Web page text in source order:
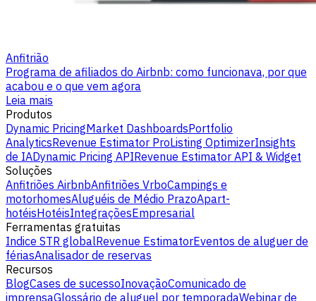
Anfitrião
Programa de afiliados do Airbnb: como funcionava, por que
acabou e o que vem agora
Leia mais
Produtos
Dynamic PricingMarket DashboardsPortfolio
AnalyticsRevenue Estimator ProListing OptimizerInsights
de IADynamic Pricing APIRevenue Estimator API & Widget
Soluções
Anfitriões AirbnbAnfitriões VrboCampings e
motorhomesAluguéis de Médio PrazoApart-
hotéisHotéisIntegraçõesEmpresarial
Ferramentas gratuitas
Indice STR globalRevenue EstimatorEventos de aluguer de
fériasAnalisador de reservas
Recursos
BlogCases de sucessoInovaçãoComunicado de
imprensaGlossário de aluguel por temporadaWebinar de